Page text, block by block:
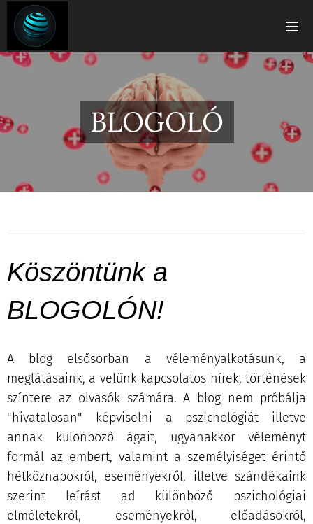
BLOGOLÓ
Köszöntünk a
BLOGOLÓN!
A blog elsősorban a véleményalkotásunk, a
meglátásaink, a velünk kapcsolatos hírek, történések
színtere az olvasók számára. A blog nem próbálja
"hivatalosan" képviselni a pszichológiát illetve
annak különböző ágait, ugyanakkor véleményt
formál az embert, valamint a személyiséget érintő
hétköznapokról, eseményekről, illetve szándékaink
szerint leírást ad különböző pszichológiai
elméletekről, eseményekről, előadásokról,